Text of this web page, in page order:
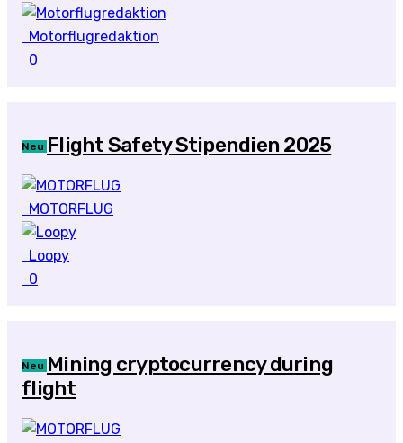
Motorflugredaktion
0
Neu Flight Safety Stipendien 2025
MOTORFLUG
Loopy
0
Neu Mining cryptocurrency during
flight